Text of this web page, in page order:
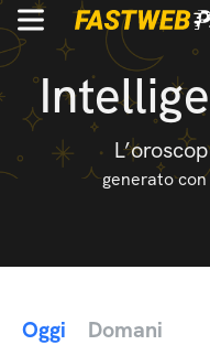
generato
Oggi Domani